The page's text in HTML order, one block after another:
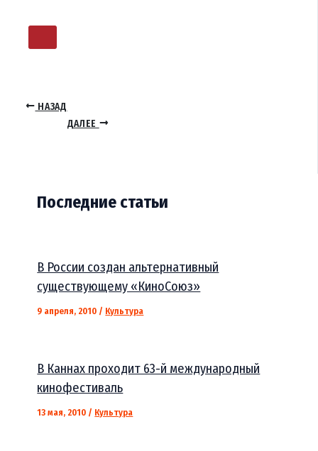
НАЗАД
ДАЛЕЕ
Последние статьи
В России создан альтернативный
существующему «КиноСоюз»
9 апреля, 2010 / Культура
В Каннах проходит 63-й международный
кинофестиваль
13 мая, 2010 / Культура